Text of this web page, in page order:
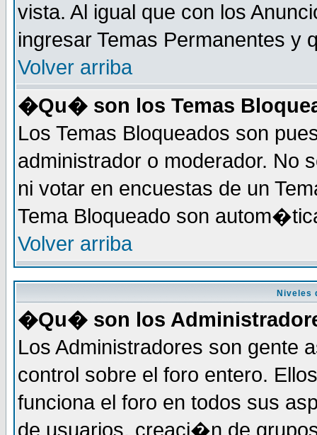
vista. Al igual que con los
ingresar Temas Permanentes y
Volver arriba
�Qu� son los Temas
Los Temas Bloqueados son
administrador o moderador. No
ni votar en encuestas de un
Tema Bloqueado son
Volver arriba
Niveles
�Qu� son los
Los Administradores son gente
control sobre el foro entero.
funciona el foro en todos sus
de usuarios, creaci�n de